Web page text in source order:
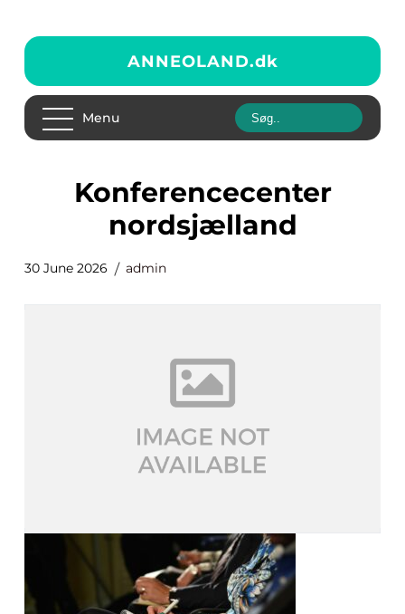
ANNEOLAND.dk
Menu
konferencecenter
nordsjælland
30 June 2026 admin